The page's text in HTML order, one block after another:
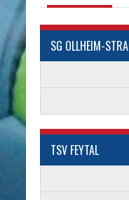
SG OLLHEIM-
TSV FEYTAL